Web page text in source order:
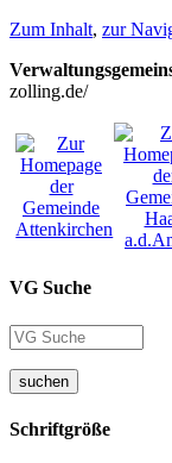
Zum Inhalt, zur
zolling.de/
VG Suche
suchen
Schriftgröße